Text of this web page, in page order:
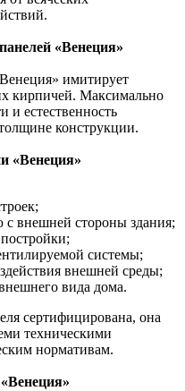
«Венеция»
имитирует
кирпичей. Максимально
и естественность
конструкции.
«Венеция»
с внешней стороны здания;
системы;
внешней среды;
вида дома.
сертифицирована, она
техническими
нормативам.